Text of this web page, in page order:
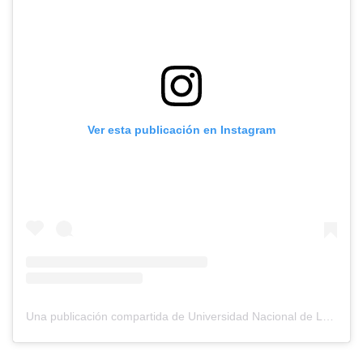
Ver esta publicación en Instagram
Una publicación compartida de Universidad Nacional de Lomas de Zamora (@unlzoficial)